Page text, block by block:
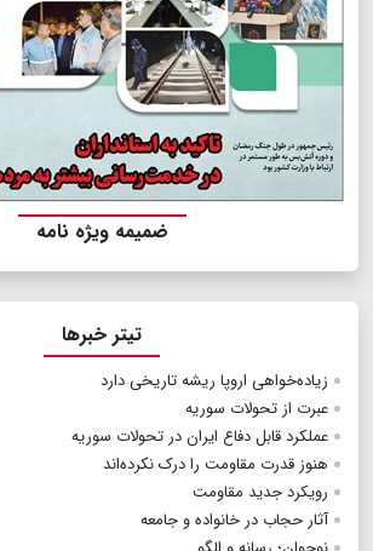
ضمیمه ویژه نامه
تیتر خبرها
زیاده‌خواهی اروپا ریشه تاریخی دارد
عبرت از تحولات سوریه
عملکرد قابل دفاع ایران در تحولات سوریه
هنوز قدرت مقاومت را درک نکرده‌اند
رویکرد جدید مقاومت
آثار حجاب در خانواده و جامعه